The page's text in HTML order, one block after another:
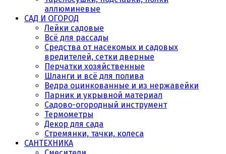
аллюминевые
САД И ОГОРОД
Лейки садовые
Всё для рассады
Средства от насекомых и садовых
вредителей, сетки дверные
Перчатки хозяйственные
Шланги и всё для полива
Ведра оцинкованные и из нержавейки
Парник и укрывной материал
Садово-огородный инструмент
Термометры
Декор для сада
Стремянки, тачки, колеса
САНТЕХНИКА